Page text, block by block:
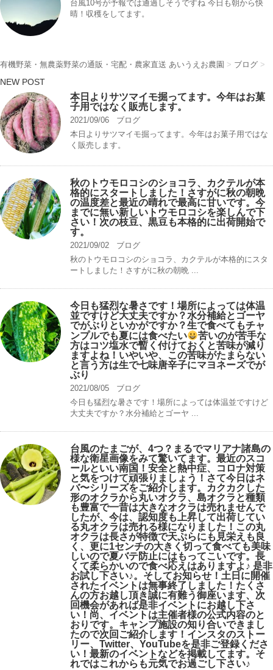
台風10号が予報では通過しそうですね 今日も朝から快
晴！収穫をしてます。
有機野菜・無農薬野菜の通販・宅配・農家直送 あいうえお農園 > ブログ >
NEW POST
本日よりサツマイモ掘ってます。今年はお菓
子用ではなく販売します。
2021/09/06
ブログ
本日よりサツマイモ掘ってます。今年はお菓子用ではな
く販売します。
秋のトウモロコシのショコラ、カクテルが本
格的にスタートしました！さすがに秋の朝晩
の温度差と最近の晴れで最高に甘いです。今
までに無い新しいトウモロコシを楽しんで下
さい！次の枝豆、黒豆も本格的に出荷開始で
す。
2021/09/02
ブログ
秋のトウモロコシのショコラ、カクテルが本格的にスタ
ートしました！さすがに秋の朝晩 ...
今日も猛烈な暑さです！場所によっては体温
並ですけど大丈夫ですか？水分補給とゴーヤ
でがぶりといかがですか？生で食べてもチャ
ンプルでも夏には食べたい
苦いのが苦手な
方はコツ塩水で暫く付けておくと苦味が減り
ますよね！いやいや、この苦味がたまらない
と言う方は生で七味唐辛子にマヨネーズでが
ぶり
2021/08/05
ブログ
今日も猛烈な暑さです！場所によっては体温並ですけど
大丈夫ですか？水分補給とゴーヤ ...
台風のたまごが、4つ？まるでマリアナ諸島の
様な衛星画像をみて驚いてます。最近のスコ
ールといい南国！安全と熱中症、コロナ対策
と気をつけて頑張りましょう！さて今日はネ
バ〜シリーズをご紹介します。カクカクした
形のオクラから丸いオクラ、島オクラと種類
も豊富で一昔は大きなオクラは売れませんで
したが、今は、認知度も上昇して出荷してい
る丸オクラは売れる様になりました！この丸
オクラは長さが特徴で天ぷらにも見栄えも良
く、更に1センチの大きく切って食べても美味
しいので夏バテ防止にはもってこいです。長
くて柔らかいので食べ応えはありますよ♪ 是非
お試し下さい♪。そしてお知らせ！土日に開催
されたイベントは無事終了しました！たくさ
んの方お越し頂き誠に有難う御座います、次
回機会があれば是非イベントにお越し下さ
い！尚、イベントは主催者様の公式内容のと
おりです。キャンプ️施設の知り合いできまし
たので次回ご紹介します！インスタのストー
リー、Twitter、YouTubeを是非ご登録くださ
い！最新のイベントなどを掲載してます。そ
れではこれからも元気でお過ごし下さい♪